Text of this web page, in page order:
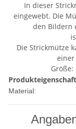
In dieser
eingewebt. Die
den Bildern
Die Strickmütze
einer
Größe:
Produkteigenschaft
Material: